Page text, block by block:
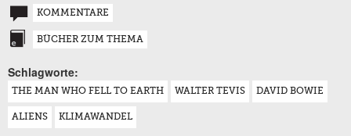
KOMMENTARE
BÜCHER ZUM THEMA
Schlagworte:
THE MAN WHO FELL TO EARTH WALTER TEVIS DAVID BOWIE
ALIENS KLIMAWANDEL